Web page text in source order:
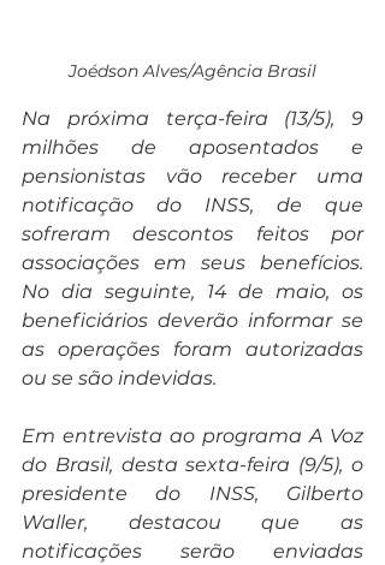
Joédson Alves/Agência Brasil
Na próxima terça-feira (13/5), 9
milhões de aposentados e
pensionistas vão receber uma
notificação do INSS, de que
sofreram descontos feitos por
associações em seus benefícios.
No dia seguinte, 14 de maio, os
beneficiários deverão informar se
as operações foram autorizadas
ou se são indevidas.
Em entrevista ao programa A Voz
do Brasil, desta sexta-feira (9/5), o
presidente do INSS, Gilberto
Waller, destacou que as
notificações serão enviadas